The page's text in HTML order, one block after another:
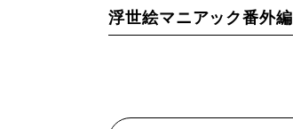
浮世絵マニアック番外編